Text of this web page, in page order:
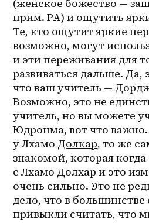
(женское божество —
прим. РА) и ощутить
Те, кто ощутит яркие
возможно, могут
и эти переживания для
развиваться дальше. Да,
что ваш учитель —
Возможно, это не
учитель, но вы можете
Юдронма, вот что
у Лхамо Долкар, то же
знакомой, которая
с Лхамо Долхар и это
очень сильно. Это не
дело, что в
привыкли считать, что